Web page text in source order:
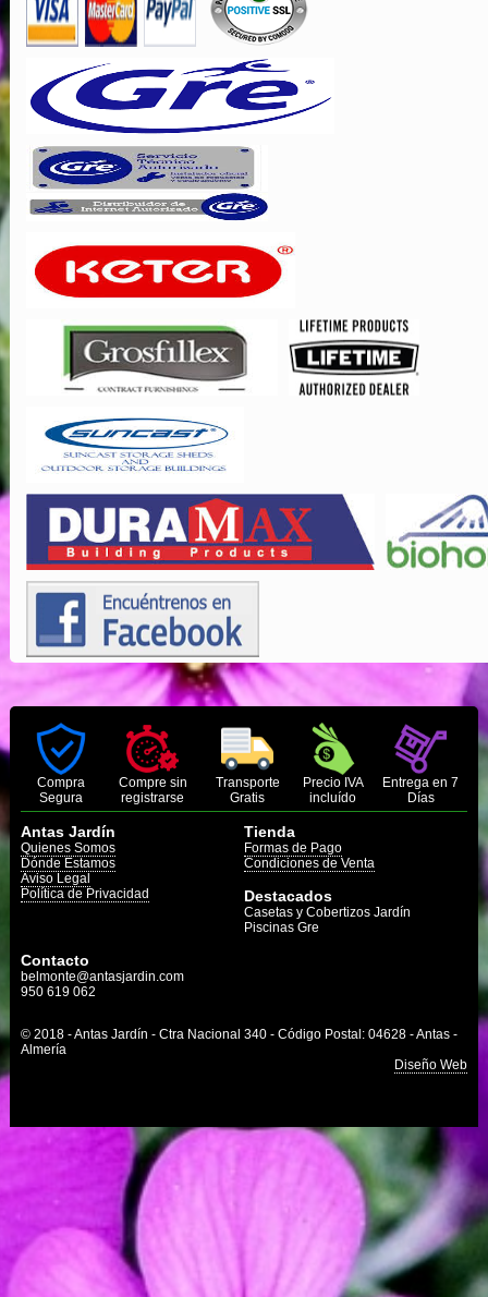
Compra
Segura
Compre sin
registrarse
Transporte
Gratis
Precio IVA
incluído
Entrega en 7
Días
Antas Jardín
Quienes Somos
Dónde Estamos
Aviso Legal
Política de Privacidad
Tienda
Formas de Pago
Condiciones de Venta
Destacados
Casetas y Cobertizos Jardín
Piscinas Gre
Contacto
belmonte@antasjardin.com
950 619 062
© 2018 - Antas Jardín - Ctra Nacional 340 - Código Postal: 04628 - Antas -
Almería
Diseño Web